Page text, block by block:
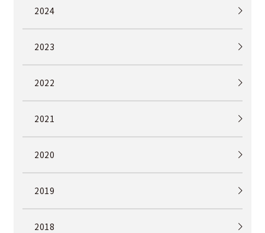
2024
2023
2022
2021
2020
2019
2018